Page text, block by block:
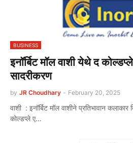
BUSINESS
इनॉर्बिट मॉल वाशी येथे द
सादरीकरण
by JR Choudhary - February 20, 2025
वाशी : इनॉर्बिट मॉल वाशीने प्रतिभावान कलाकार
कोल्डप्ले ए…